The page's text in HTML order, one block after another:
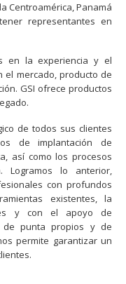
Centroamérica, Panamá
representantes en
en la experiencia y el
el mercado, producto de
GSI ofrece productos
de todos sus clientes
de implantación de
así como los procesos
Logramos lo anterior,
con profundos
existentes, la
y con el apoyo de
de punta propios y de
permite garantizar un